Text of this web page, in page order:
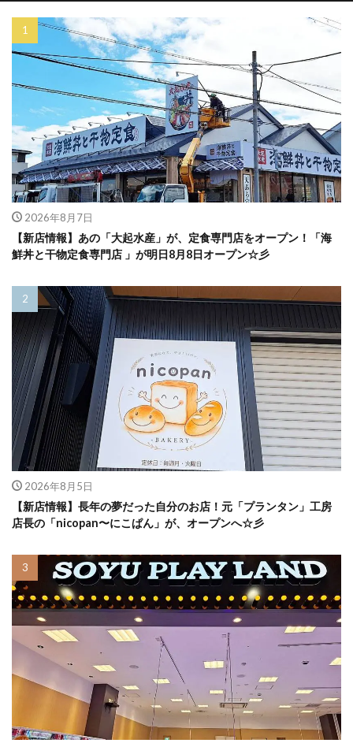
2026年8月7日
【新店情報】あの「大起水産」が、定食専門店をオープン！「海
鮮丼と干物定食専門店 」が明日8月8日オープン☆彡
2026年8月5日
【新店情報】長年の夢だった自分のお店！元「プランタン」工房
店長の「nicopan〜にこぱん」が、オープンへ☆彡